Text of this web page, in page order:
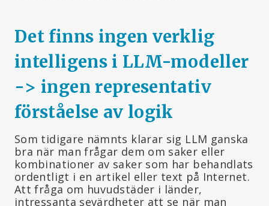
Det finns ingen verklig
intelligens i LLM-modeller
-> ingen representativ
förståelse av logik
Som tidigare nämnts klarar sig LLM ganska
bra när man frågar dem om saker eller
kombinationer av saker som har behandlats
ordentligt i en artikel eller text på Internet.
Att fråga om huvudstäder i länder,
intressanta sevärdheter att se när man